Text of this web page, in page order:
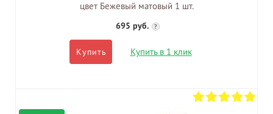
цвет Бежевый матовый 1 шт.
695 руб. ?
Купить Купить в 1 клик